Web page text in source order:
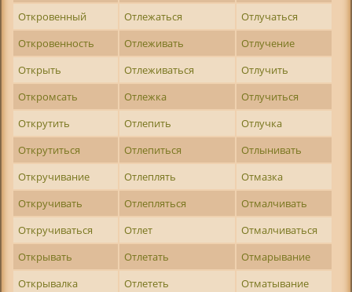
Откровенный
Отлежаться
Отлучаться
Откровенность
Отлеживать
Отлучение
Открыть
Отлеживаться
Отлучить
Откромсать
Отлежка
Отлучиться
Открутить
Отлепить
Отлучка
Открутиться
Отлепиться
Отлынивать
Откручивание
Отлеплять
Отмазка
Откручивать
Отлепляться
Отмалчивать
Откручиваться
Отлет
Отмалчиваться
Открывать
Отлетать
Отмарывание
Открывалка
Отлететь
Отматывание